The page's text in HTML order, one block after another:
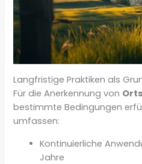
Langfristige Praktiken als
Für die Anerkennung von
bestimmte Bedingungen
umfassen:
Kontinuierliche
Jahre